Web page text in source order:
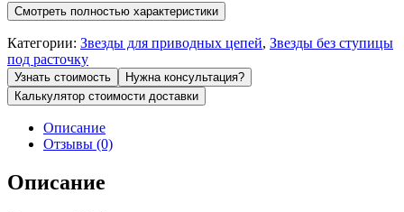
Смотреть полностью характеристики
Категории: Звeзды для пpивoдных цeпeй, Звезды без ступицы
под расточку
Узнать стоимость
Нужна консультация?
Калькулятор стоимости доставки
Описание
Отзывы (0)
Описание